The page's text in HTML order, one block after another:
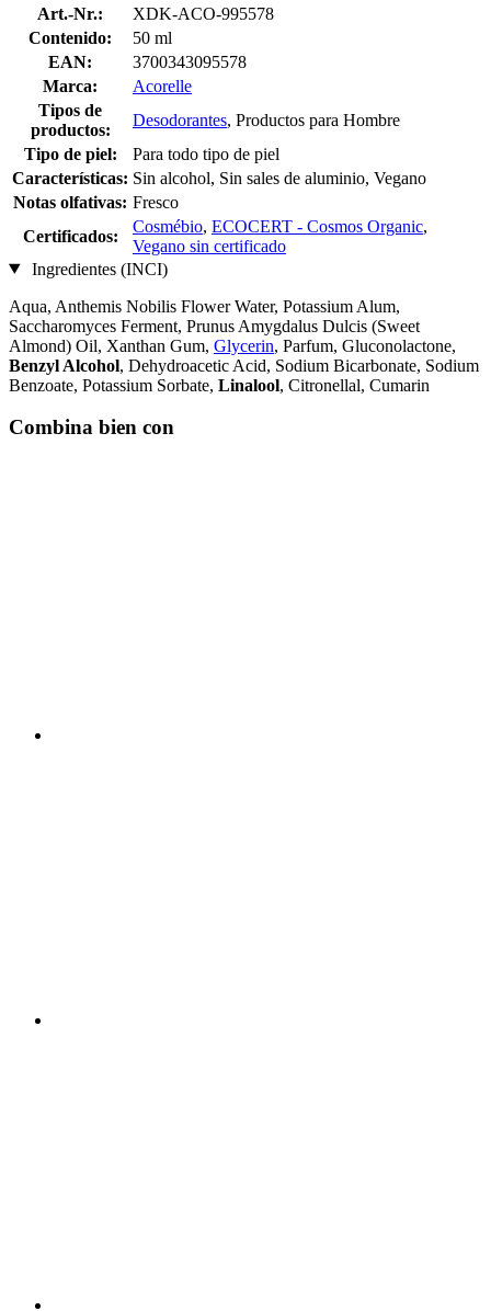
Art.-Nr.:
XDK-ACO-995578
Contenido:
50 ml
EAN:
3700343095578
Marca:
Acorelle
Tipos de
productos:
Desodorantes, Productos para Hombre
Tipo de piel:
Para todo tipo de piel
Características: Sin alcohol, Sin sales de aluminio, Vegano
Notas olfativas: Fresco
Certificados:
Cosmébio, ECOCERT - Cosmos Organic,
Vegano sin certificado
Ingredientes (INCI)
Aqua, Anthemis Nobilis Flower Water, Potassium Alum,
Saccharomyces Ferment, Prunus Amygdalus Dulcis (Sweet
Almond) Oil, Xanthan Gum, Glycerin, Parfum, Gluconolactone,
Benzyl Alcohol, Dehydroacetic Acid, Sodium Bicarbonate, Sodium
Benzoate, Potassium Sorbate, Linalool, Citronellal, Cumarin
Combina bien con